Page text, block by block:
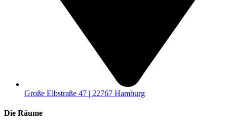
Große Elbstraße 47 | 22767 Hamburg
Die Räume